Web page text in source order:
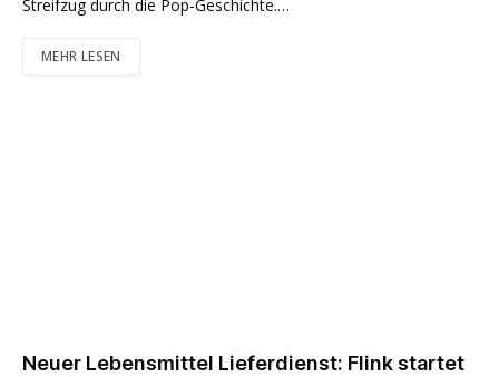
Streifzug durch die Pop-Geschichte.…
MEHR LESEN
Neuer Lebensmittel Lieferdienst: Flink startet